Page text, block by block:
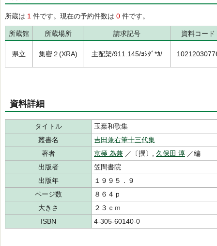
所蔵は 1 件です。現在の予約件数は 0 件です。
所蔵館 所蔵場所 請求記号 資料コード
県立 集密２(XRA) 主配架/911.145/ﾖｼﾀﾞ*ｶ/
資料詳細
タイトル
玉葉和歌集
叢書名
吉田兼右筆十三代集
著者
京極 為兼 ／〔撰〕, 久保田 淳 ／編
出版者
笠間書院
出版年
１９９５．９
ページ数
８６４ｐ
大きさ
２３ｃｍ
ISBN
4-305-60140-0